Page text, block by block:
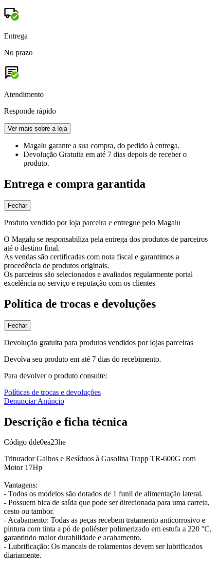
Entrega
No prazo
Atendimento
Responde rápido
Ver mais sobre a loja
Magalu garante a sua compra, do pedido à entrega.
Devolução Gratuita em até 7 dias depois de receber o
produto.
Entrega e compra garantida
Fechar
Produto vendido por loja parceira e entregue pelo Magalu
O Magalu se responsabiliza pela entrega dos produtos de parceiros
até o destino final.
As vendas são certificadas com nota fiscal e garantimos a
procedência de produtos originais.
Os parceiros são selecionados e avaliados regularmente portal
excelência no serviço e reputação com os clientes
Política de trocas e devoluções
Fechar
Devolução gratuita para produtos vendidos por lojas parceiras
Devolva seu produto em até 7 dias do recebimento.
Para devolver o produto consulte:
Políticas de trocas e devoluções
Denunciar Anúncio
Descrição e ficha técnica
Código dde0ea23he
Triturador Galhos e Resíduos à Gasolina Trapp TR-600G com
Motor 17Hp
Vantagens:
- Todos os modelos são dotados de 1 funil de alimentação lateral.
- Possuem bica de saída que pode ser direcionada para uma carreta,
cesto ou tambor.
- Acabamento: Todas as peças recebem tratamento anticorrosivo e
pintura com tinta a pó de poliéster polimerizado em estufa a 220 °C,
garantindo maior durabilidade e acabamento.
- Lubrificação: Os mancais de rolamentos devem ser lubrificados
diariamente.